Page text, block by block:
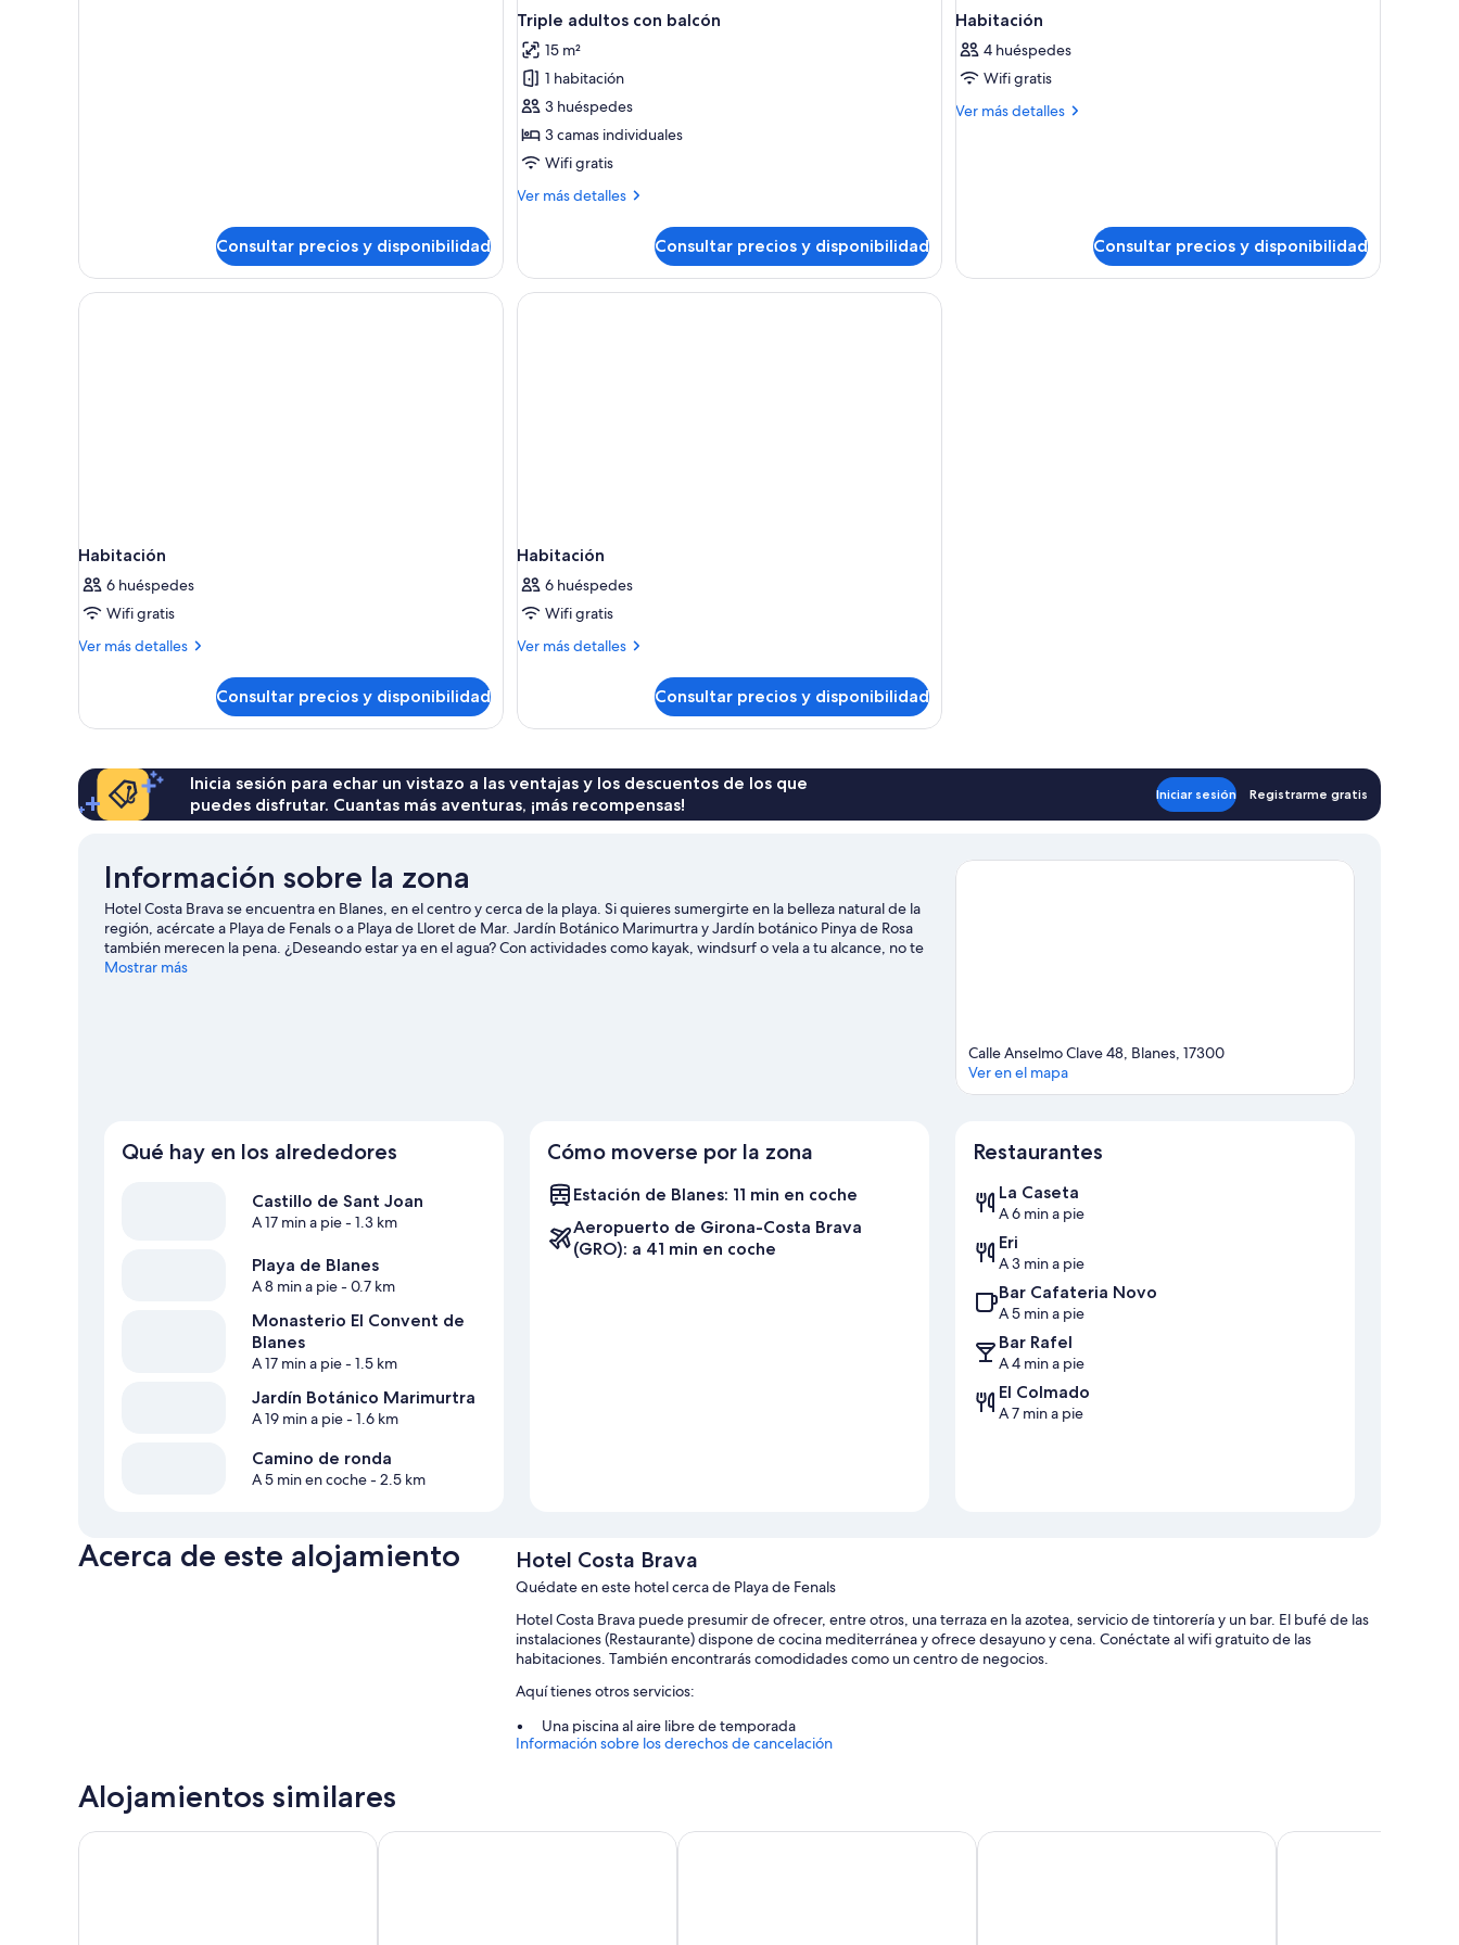
Consultar precios y disponibilidad
Triple adultos con balcón
15 m²
1 habitación
3 huéspedes
3 camas individuales
Wifi gratis
Ver más detalles
Más
adultos
con
balcón
Consultar precios y disponibilidad
Habitación
4 huéspedes
Wifi gratis
Ver más detalles
Más
Consultar precios y disponibilidad
Habitación
6 huéspedes
Wifi gratis
Ver más detalles
Más
Consultar precios y disponibilidad
Habitación
6 huéspedes
Wifi gratis
Ver más detalles
Más
Consultar precios y disponibilidad
Inicia sesión para echar un vistazo a las ventajas y los descuentos de los que
puedes disfrutar. Cuantas más aventuras, ¡más recompensas!
Iniciar sesión Registrarme gratis
Información sobre la zona
Hotel Costa Brava se encuentra en Blanes, en el centro y cerca de la playa. Si quieres sumergirte en la belleza natural de la
región, acércate a Playa de Fenals o a Playa de Lloret de Mar. Jardín Botánico Marimurtra y Jardín botánico Pinya de Rosa
también merecen la pena. ¿Deseando estar ya en el agua? Con actividades como kayak, windsurf o vela a tu alcance, no te
faltarán aventuras cerca de tu alojamiento.
Mostrar más
Calle Anselmo Clave 48, Blanes, 17300
Ver en el mapa
Qué hay en los alrededores
Castillo de Sant Joan
A 17 min a pie- 1.3 km
Playa de Blanes
A 8 min a pie- 0.7 km
Monasterio El Convent de
Blanes
A 17 min a pie- 1.5 km
Jardín Botánico Marimurtra
A 19 min a pie- 1.6 km
Camino de ronda
A 5 min en coche- 2.5 km
Cómo moverse por la zona
Estación de Blanes: 11 min en coche
Aeropuerto de Girona-Costa Brava
(GRO): a 41 min en coche
Restaurantes
La Caseta
A 6 min a pie
Eri
A 3 min a pie
Bar Cafateria Novo
A 5 min a pie
Bar Rafel
A 4 min a pie
El Colmado
A 7 min a pie
Acerca de este alojamiento Hotel Costa Brava
Quédate en este hotel cerca de Playa de Fenals
Hotel Costa Brava puede presumir de ofrecer, entre otros, una terraza en la azotea, servicio de tintorería y un bar. El bufé de las
instalaciones (Restaurante) dispone de cocina mediterránea y ofrece desayuno y cena. Conéctate al wifi gratuito de las
habitaciones. También encontrarás comodidades como un centro de negocios.
Aquí tienes otros servicios:
Una piscina al aire libre de temporada
Aparcamiento (de pago), periódicos gratuitos en el vestíbulo y servicios de conserjería
Información sobre los derechos de cancelación
Alojamientos similares
Hotel Horitzó by Pierre & Vacances Hotel Esplendid Europa Family Apartments Hotel Pimar & Spa Hostal Isabel